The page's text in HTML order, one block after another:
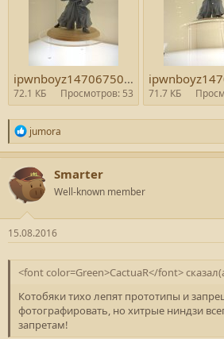
ipwnboyz1470675037.jpeg
72.1 КБ Просмотров: 53 71.7 КБ
Р
е
а
к
ц
и
и
:
jumora
Smarter
Well-known member
15.08.2016
<font color=Green>CactuaR</font>
Котобяки тихо лепят прототипы и
фотографировать, но хитрые ниндзи
запретам!